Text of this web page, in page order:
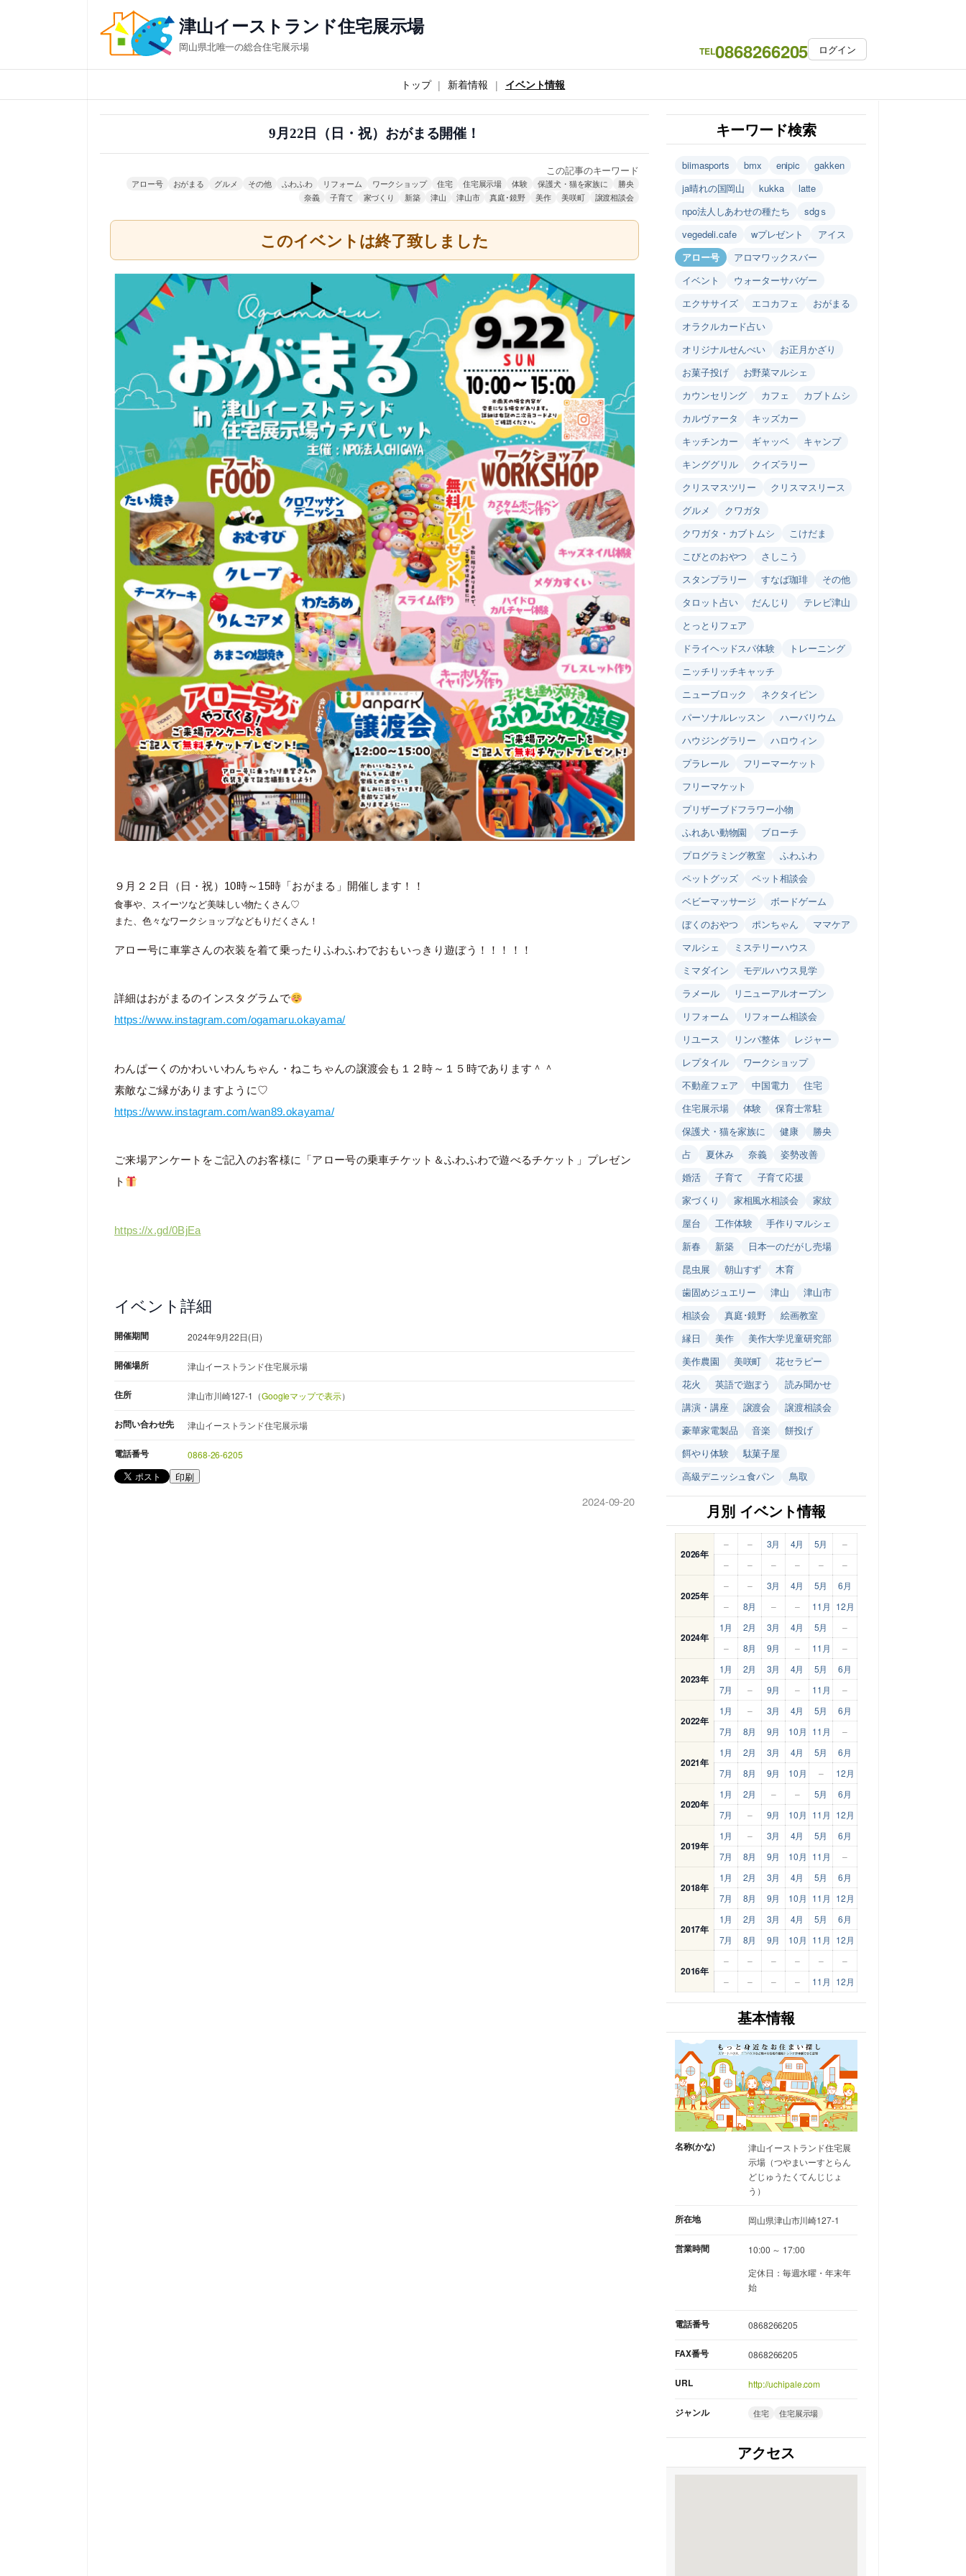
ス
キ
津山イーストランド住宅展示場
岡山県北唯一の総合住宅展示場 TEL0868266205 ログイン
トップ 新着情報 イベント情報
9月22日（日・祝）おがまる開催！
この記事のキーワード
アロー号 おがまる グルメ その他 ふわふわ リフォーム ワークショップ 住宅 住宅展示場 体験 保護犬・猫を家族に
勝央
奈義
子育て 家づくり 新築 津山 津山市 真庭･鏡野 美作 美咲町 譲渡相談会
このイベントは終了致しました
９月２２日（日・祝）10時～15時「おがまる」開催します！！
食事や、スイーツなど美味しい物たくさん♡
また、色々なワークショップなどもりだくさん！
アロー号に車掌さんの衣装を着て乗ったりふわふわでおもいっきり遊ぼう！！！！！
詳細はおがまるのインスタグラムで
https://www.instagram.com/ogamaru.okayama/
わんぱーくのかわいいわんちゃん・ねこちゃんの譲渡会も１２時～１５時であります＾＾
素敵なご縁がありますように♡
https://www.instagram.com/wan89.okayama/
ご来場アンケートをご記入のお客様に「アロー号の乗車チケット＆ふわふわで遊べるチケット」プレゼン
ト
https://x.gd/0BjEa
イベント詳細
開催期間 2024年9月22日(日)
開催場所 津山イーストランド住宅展示場
住所 津山市川崎127-1（Googleマップで表示）
お問い合わせ先 津山イーストランド住宅展示場
電話番号 0868-26-6205
印刷
2024-09-20
キーワード検索
biimasports bmx enipic
gakken
ja晴れの国岡山
kukka
latte
npo法人しあわせの種たち
sdgｓ
vegedeli.cafe
wプレゼント
アイス
アロー号
アロマワックスバー
イベント
ウォーターサバゲー
エクササイズ
エコカフェ
おがまる
オラクルカード占い
オリジナルせんべい
お正月かざり
お菓子投げ
お野菜マルシェ
カウンセリング
カフェ
カブトムシ
カルヴァータ
キッズカー
キッチンカー
ギャッベ
キャンプ
キンググリル
クイズラリー
クリスマスツリー
クリスマスリース
グルメ
クワガタ
クワガタ・カブトムシ
こけだま
こびとのおやつ
さしこう
スタンプラリー
すなば珈琲
その他
タロット占い
だんじり
テレビ津山
とっとりフェア
ドライヘッドスパ体験
トレーニング
ニッチリッチキャッチ
ニューブロック
ネクタイピン
パーソナルレッスン
ハーバリウム
ハウジングラリー
ハロウィン
プラレール
フリーマーケット
フリーマケット
プリザーブドフラワー小物
ふれあい動物園
ブローチ
プログラミング教室
ふわふわ
ペットグッズ
ペット相談会
ベビーマッサージ
ボードゲーム
ぼくのおやつ
ポンちゃん
ママケア
マルシェ
ミステリーハウス
ミマダイン
モデルハウス見学
ラメール
リニューアルオープン
リフォーム
リフォーム相談会
リユース
リンパ整体
レジャー
レプタイル
ワークショップ
不動産フェア
中国電力
住宅
住宅展示場
体験
保育士常駐
保護犬・猫を家族に
健康
勝央
占
夏休み 奈義
姿勢改善
婚活
子育て
子育て応援
家づくり
家相風水相談会
家紋
屋台
工作体験
手作りマルシェ
新春
新築
日本一のだがし売場
昆虫展
朝山すず
木育
歯固めジュエリー
津山
津山市
相談会
真庭･鏡野
絵画教室
縁日
美作
美作大学児童研究部
美作農園
美咲町
花セラピー
花火
英語で遊ぼう
読み聞かせ
講演・講座
譲渡会
譲渡相談会
豪華家電製品
音楽
餅投げ
餌やり体験
駄菓子屋
高級デニッシュ食パン
鳥取
月別 イベント情報
2026年
– – 3月 4月 5月
–
–
– – – – –
2025年
– – 3月 4月 5月
6月
–
8月 – – 11月 12月
2024年
1月 2月 3月 4月 5月
–
–
8月 9月 – 11月 –
2023年
1月 2月 3月 4月 5月
6月
7月
– 9月 – 11月 –
2022年
1月 – 3月 4月 5月
6月
7月
8月 9月 10月 11月 –
2021年
1月 2月 3月 4月 5月
6月
7月
8月 9月 10月 – 12月
2020年
1月 2月 – – 5月
6月
7月
– 9月 10月 11月 12月
2019年
1月 – 3月 4月 5月
6月
7月
8月 9月 10月 11月 –
2018年
1月 2月 3月 4月 5月
6月
7月
8月 9月 10月 11月 12月
2017年
1月 2月 3月 4月 5月
6月
7月
8月 9月 10月 11月 12月
2016年
– – – – –
–
–
– – – 11月 12月
基本情報
名称(かな)
津山イーストランド住宅展
示場（つやまいーすとらん
どじゅうたくてんじじょ
う）
所在地 岡山県津山市川崎127-1
営業時間
10:00 ～ 17:00
定休日：毎週水曜・年末年
始
電話番号 0868266205
FAX番号 0868266205
URL http://uchipale.com
ジャンル 住宅 住宅展示場
アクセス